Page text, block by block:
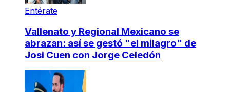
Entérate
Vallenato y Regional Mexicano se
abrazan: así se gestó "el milagro" de
Josi Cuen con Jorge Celedón